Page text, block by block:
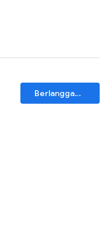
Berlangganan